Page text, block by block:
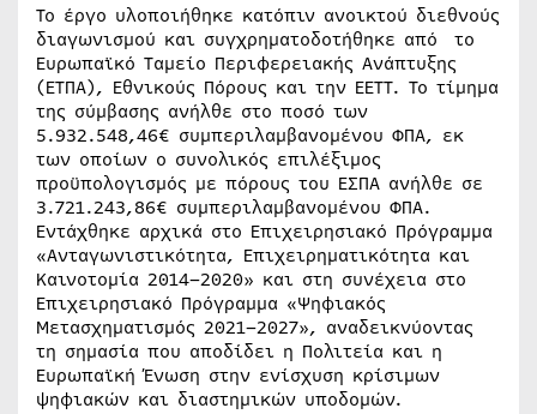
Το έργο υλοποιήθηκε κατόπιν ανοικτού διεθνούς
διαγωνισμού και συγχρηματοδοτήθηκε από το
Ευρωπαϊκό Ταμείο Περιφερειακής Ανάπτυξης
(ΕΤΠΑ), Εθνικούς Πόρους και την ΕΕΤΤ. Το τίμημα
της σύμβασης ανήλθε στο ποσό των
5.932.548,46€ συμπεριλαμβανομένου ΦΠΑ, εκ
των οποίων ο συνολικός επιλέξιμος
προϋπολογισμός με πόρους του ΕΣΠΑ ανήλθε σε
3.721.243,86€ συμπεριλαμβανομένου ΦΠΑ.
Εντάχθηκε αρχικά στο Επιχειρησιακό Πρόγραμμα
«Ανταγωνιστικότητα, Επιχειρηματικότητα και
Καινοτομία 2014–2020» και στη συνέχεια στο
Επιχειρησιακό Πρόγραμμα «Ψηφιακός
Μετασχηματισμός 2021–2027», αναδεικνύοντας
τη σημασία που αποδίδει η Πολιτεία και η
Ευρωπαϊκή Ένωση στην ενίσχυση κρίσιμων
ψηφιακών και διαστημικών υποδομών.